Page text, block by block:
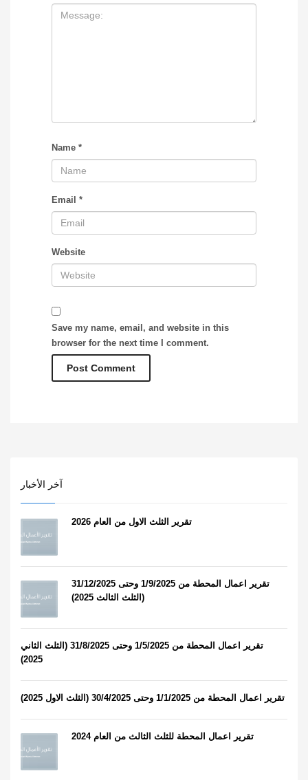
Name *
Email *
Website
Save my name, email, and website in this
browser for the next time I comment.
آخر الأخبار
تقرير الثلث الاول من العام 2026
تقرير اعمال المحطة من 1/9/2025 وحتى 31/12/2025
(الثلث الثالث 2025)
تقرير اعمال المحطة من 1/5/2025 وحتى 31/8/2025 (الثلث الثاني
2025)
تقرير اعمال المحطة من 1/1/2025 وحتى 30/4/2025 (الثلث الاول 2025)
تقرير اعمال المحطة للثلث الثالث من العام 2024